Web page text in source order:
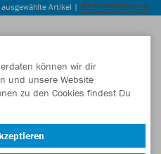
Artikel | JETZT ENTDECKEN
können wir dir
und unsere Website
zu den Cookies findest Du